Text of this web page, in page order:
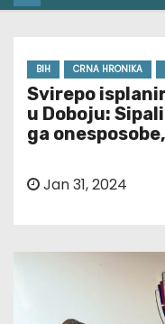
BIH CRNA HRONIKA
Svirepo
u Doboju:
ga
Jan 31, 2024